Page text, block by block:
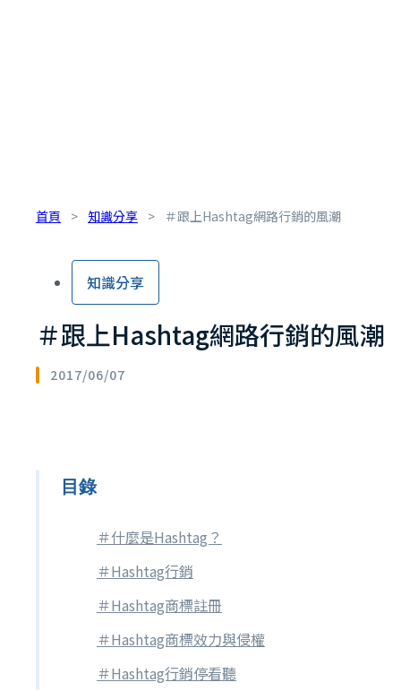
首頁 > 知識分享 > ＃跟上Hashtag網路行銷的風潮
知識分享
＃跟上Hashtag網路行銷的風潮
2017/06/07
目錄
＃什麼是Hashtag？
＃Hashtag行銷
＃Hashtag商標註冊
＃Hashtag商標效力與侵權
＃Hashtag行銷停看聽